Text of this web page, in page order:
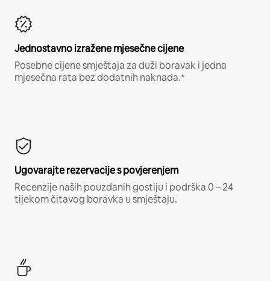
Jednostavno izražene mjesečne cijene
Posebne cijene smještaja za duži boravak i jedna
mjesečna rata bez dodatnih naknada.*
Ugovarajte rezervacije s povjerenjem
Recenzije naših pouzdanih gostiju i podrška 0 – 24
tijekom čitavog boravka u smještaju.